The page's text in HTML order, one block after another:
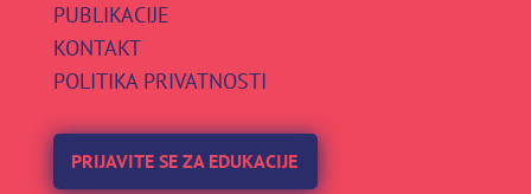
PUBLIKACIJE
KONTAKT
POLITIKA PRIVATNOSTI
PRIJAVITE SE ZA EDUKACIJE